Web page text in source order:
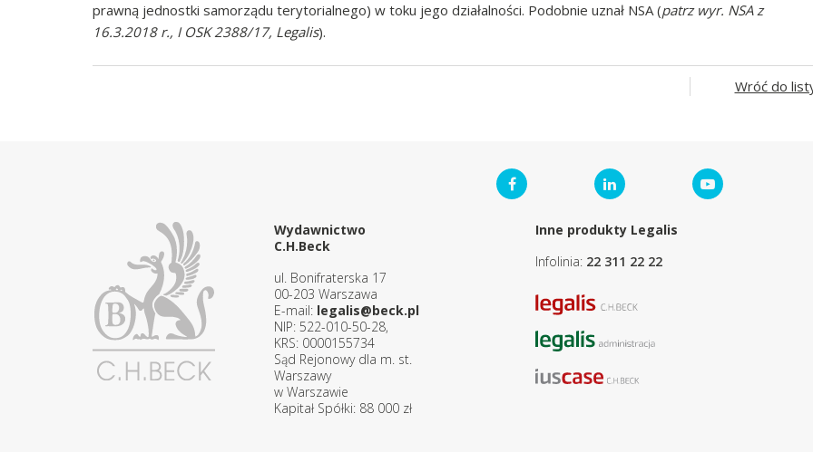
prawną jednostki samorządu terytorialnego) w toku jego działalności. Podobnie uznał NSA (patrz wyr. NSA z
16.3.2018 r., I OSK 2388/17, Legalis).
Wróć do
Wydawnictwo
C.H.Beck
ul. Bonifraterska 17
00-203 Warszawa
E-mail: legalis@beck.pl
NIP: 522-010-50-28,
KRS: 0000155734
Sąd Rejonowy dla m. st.
Warszawy
w Warszawie
Kapitał Spółki: 88 000 zł
Inne produkty Legalis
Infolinia: 22 311 22 22